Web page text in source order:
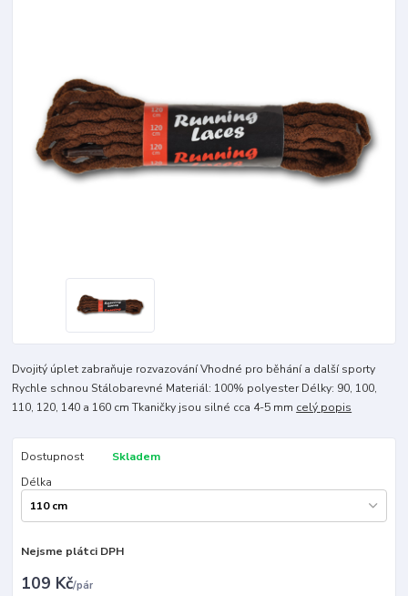
Dvojitý úplet zabraňuje rozvazování Vhodné pro běhání a další sporty
Rychle schnou Stálobarevné Materiál: 100% polyester Délky: 90, 100,
110, 120, 140 a 160 cm Tkaničky jsou silné cca 4-5 mm celý popis
Dostupnost
Skladem
Délka
Nejsme plátci DPH
109 Kč/pár